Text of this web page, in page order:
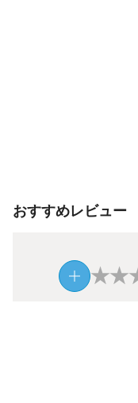
おすすめレビュー
★★